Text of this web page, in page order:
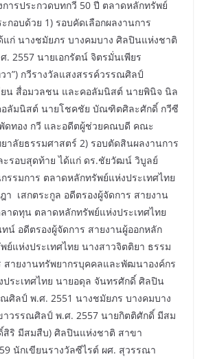
ารประกวดบทกวี 50 ปี ตลาดหลักทรัพย์
กอบด้วย 1) รอบคัดเลือกผลงานการ
แก่ นางชมัยภร บางคมบาง ศิลปินแห่งชาติ
2557 นายเอกรัตน์ จิตรมั่นเพียร
า”) กวีรางวัลแสงสรรค์วรรณศิลป์
น สื่อมวลชน และคอลัมนิสต์ นายพินิจ นิล
อลัมนิสต์ นายโชคชัย บัณฑิตศิละศักดิ์ กวีซี
ดทอง กวี และอดีตผู้ช่วยคณบดี คณะ
าลัยธรรมศาสตร์ 2) รอบตัดสินผลงานการ
ะรอบสุดท้าย ได้แก่ ดร.ชัยวัฒน์ วิบูลย์
รรมการ ตลาดหลักทรัพย์แห่งประเทศไทย
า เสกตระกูล อดีตรองผู้จัดการ สายงาน
ดทุน ตลาดหลักทรัพย์แห่งประเทศไทย
น์ อดีตรองผู้จัดการ สายงานผู้ออกหลัก
ย์แห่งประเทศไทย นางสาวจิตติยา ธรรม
สายงานทรัพยากรบุคคลและพัฒนาองค์กร
ระเทศไทย นายอดุล จันทรศักดิ์ ศิลปิน
ศิลป์ พ.ศ. 2551 นางชมัยภร บางคมบาง
วรรณศิลป์ พ.ศ. 2557 นายกิตติศักดิ์ มีสม
สิริ มีสมสืบ) ศิลปินแห่งชาติ สาขา
นักเขียนรางวัลซีไรต์ ผศ. สุวรรณา